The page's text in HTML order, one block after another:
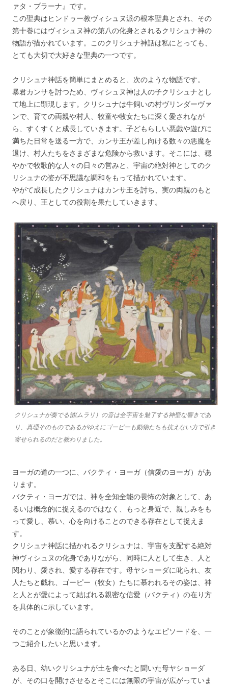
ァタ・プラーナ』です。
この聖典はヒンドゥー教ヴィシュヌ派の根本聖典とされ、その
第十巻にはヴィシュヌ神の第八の化身とされるクリシュナ神の
物語が描かれています。このクリシュナ神話は私にとっても、
とても大切で大好きな聖典の一つです。
クリシュナ神話を簡単にまとめると、次のような物語です。
暴君カンサを討つため、ヴィシュヌ神は人の子クリシュナとし
て地上に顕現します。クリシュナは牛飼いの村ヴリンダーヴァ
ンで、育ての両親や村人、牧童や牧女たちに深く愛されなが
ら、すくすくと成長していきます。子どもらしい悪戯や遊びに
満ちた日常を送る一方で、カンサ王が差し向ける数々の悪魔を
退け、村人たちをさまざまな危険から救います。そこには、穏
やかで牧歌的な人々の日々の営みと、宇宙の絶対神としてのク
リシュナの姿が不思議な調和をもって描かれています。
やがて成長したクリシュナはカンサ王を討ち、実の両親のもと
へ戻り、王としての役割を果たしていきます。
クリシュナが奏でる笛(ムラリ）の音は全宇宙を魅了する神聖な響きであ
り、真理そのものであるがゆえにゴーピーも動物たちも抗えない力で引き
寄せられるのだと教わりました。
ヨーガの道の一つに、バクティ・ヨーガ（信愛のヨーガ）があ
ります。
バクティ・ヨーガでは、神を全知全能の畏怖の対象として、あ
るいは概念的に捉えるのではなく、もっと身近で、親しみをも
って愛し、慕い、心を向けることのできる存在として捉えま
す。
クリシュナ神話に描かれるクリシュナは、宇宙を支配する絶対
神ヴィシュヌの化身でありながら、同時に人として生き、人と
関わり、愛され、愛する存在です。母ヤショーダに叱られ、友
人たちと戯れ、ゴーピー（牧女）たちに慕われるその姿は、神
と人とが愛によって結ばれる親密な信愛（バクティ）の在り方
を具体的に示しています。
そのことが象徴的に語られているかのようなエピソードを、一
つご紹介したいと思います。
ある日、幼いクリシュナが土を食べたと聞いた母ヤショーダ
が、その口を開けさせるとそこには無限の宇宙が広がっていま